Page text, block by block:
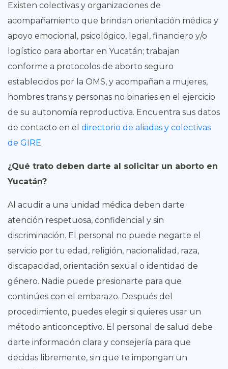
Existen colectivas y organizaciones de
acompañamiento que brindan orientación médica y
apoyo emocional, psicológico, legal, financiero y/o
logístico para abortar en Yucatán; trabajan
conforme a protocolos de aborto seguro
establecidos por la OMS, y acompañan a mujeres,
hombres trans y personas no binaries en el ejercicio
de su autonomía reproductiva. Encuentra sus datos
de contacto en el directorio de aliadas y colectivas
de GIRE.
¿Qué trato deben darte al solicitar un aborto en
Yucatán?
Al acudir a una unidad médica deben darte
atención respetuosa, confidencial y sin
discriminación. El personal no puede negarte el
servicio por tu edad, religión, nacionalidad, raza,
discapacidad, orientación sexual o identidad de
género. Nadie puede presionarte para que
continúes con el embarazo. Después del
procedimiento, puedes elegir si quieres usar un
método anticonceptivo. El personal de salud debe
darte información clara y consejería para que
decidas libremente, sin que te impongan un